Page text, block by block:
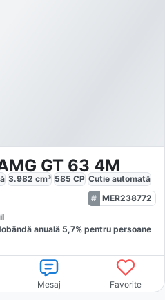
GT 63 4M
3.982 cm³ 585 CP Cutie automată
MER238772
anuală 5,7% pentru persoane
Mesaj Favorite